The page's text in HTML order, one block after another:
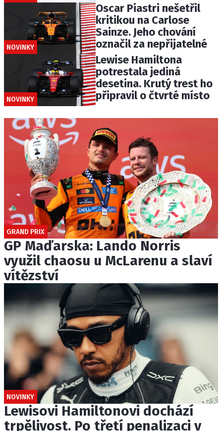
NOVINKY
Oscar Piastri nešetřil
kritikou na Carlose
Sainze. Jeho chování
označil za nepřijatelné
NOVINKY
Lewise Hamiltona
potrestala jediná
desetina. Krutý trest ho
připravil o čtvrté místo
GRAND PRIX
GP Maďarska: Lando Norris
využil chaosu u McLarenu a slaví
vítězství
NOVINKY
Lewisovi Hamiltonovi dochází
trpělivost. Po třetí penalizaci v